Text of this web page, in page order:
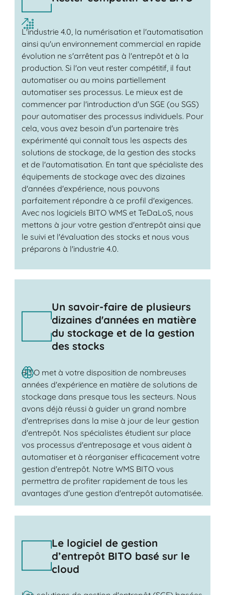
L'industrie 4.0, la numérisation et l'automatisation
ainsi qu'un environnement commercial en rapide
évolution ne s'arrêtent pas à l'entrepôt et à la
production. Si l'on veut rester compétitif, il faut
automatiser ou au moins partiellement
automatiser ses processus. Le mieux est de
commencer par l'introduction d'un SGE (ou SGS)
pour automatiser des processus individuels. Pour
cela, vous avez besoin d'un partenaire très
expérimenté qui connaît tous les aspects des
solutions de stockage, de la gestion des stocks
et de l'automatisation. En tant que spécialiste des
équipements de stockage avec des dizaines
d'années d'expérience, nous pouvons
parfaitement répondre à ce profil d'exigences.
Avec nos logiciels BITO WMS et TeDaLoS, nous
mettons à jour votre gestion d'entrepôt ainsi que
le suivi et l'évaluation des stocks et nous vous
préparons à l'industrie 4.0.
Un savoir-faire de plusieurs
dizaines d'années en matière
du stockage et de la gestion
des stocks
BITO met à votre disposition de nombreuses
années d'expérience en matière de solutions de
stockage dans presque tous les secteurs. Nous
avons déjà réussi à guider un grand nombre
d'entreprises dans la mise à jour de leur gestion
d'entrepôt. Nos spécialistes étudient sur place
vos processus d'entreposage et vous aident à
automatiser et à réorganiser efficacement votre
gestion d'entrepôt. Notre WMS BITO vous
permettra de profiter rapidement de tous les
avantages d'une gestion d'entrepôt automatisée.
Le logiciel de gestion
d’entrepôt BITO basé sur le
cloud